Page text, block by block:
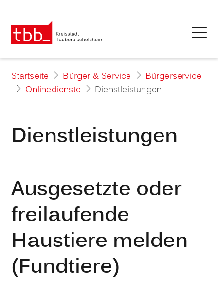
Startseite Bürger & Service
Bürgerservice
Onlinedienste
Dienstleistungen
Dienstleistungen
Ausgesetzte oder
freilaufende
Haustiere melden
(Fundtiere)